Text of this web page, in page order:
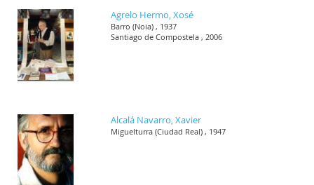
Agrelo Hermo, Xosé
Barro (Noia) , 1937
Santiago de Compostela , 2006
Alcalá Navarro, Xavier
Miguelturra (Ciudad Real) , 1947